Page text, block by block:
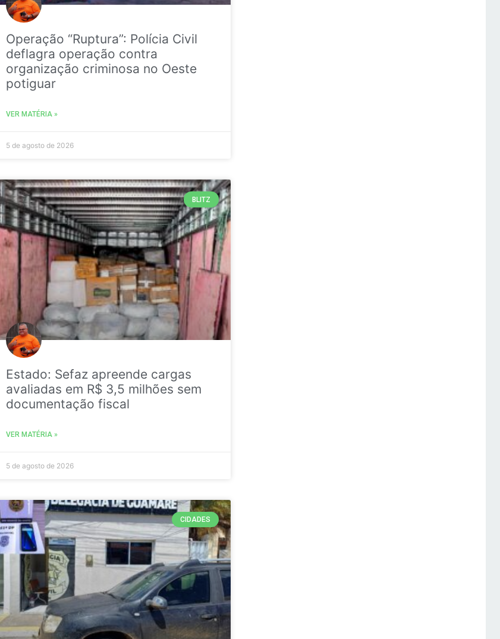
Operação “Ruptura”: Polícia Civil
deflagra operação contra
organização criminosa no Oeste
potiguar
VER MATÉRIA »
5 de agosto de 2026
BLITZ
Estado: Sefaz apreende cargas
avaliadas em R$ 3,5 milhões sem
documentação fiscal
VER MATÉRIA »
5 de agosto de 2026
CIDADES